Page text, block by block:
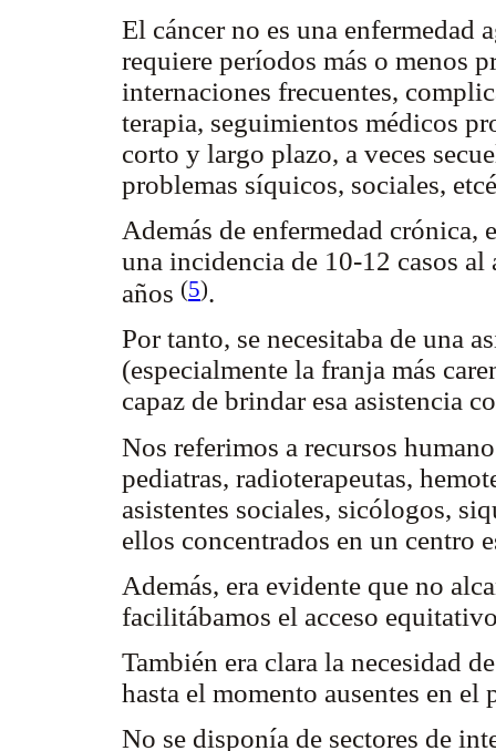
El cáncer no es una enfermedad
requiere períodos más o menos
internaciones frecuentes,
terapia, seguimientos médicos
corto y largo plazo, a veces
problemas síquicos, sociales,
Además de enfermedad crónica,
una incidencia de 10-12 casos
años (5).
Por tanto, se necesitaba de una
(especialmente la franja más
capaz de brindar esa asistencia
Nos referimos a recursos
pediatras, radioterapeutas,
asistentes sociales, sicólogos,
ellos concentrados en un centro
Además, era evidente que no
facilitábamos el acceso
También era clara la necesidad
hasta el momento ausentes en el
No se disponía de sectores de